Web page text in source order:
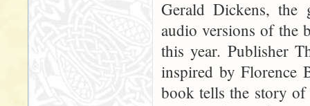
Gerald Dickens, the
audio versions of the
this year. Publisher
inspired by Florence
book tells the story of